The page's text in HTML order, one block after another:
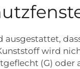
ausgestattet,
wird
(G) oder